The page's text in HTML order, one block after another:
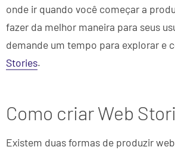
onde ir quando você começar a
fazer da melhor maneira para seus
demande um tempo para explorar e
Stories.
Como criar Web
Existem duas formas de produzir